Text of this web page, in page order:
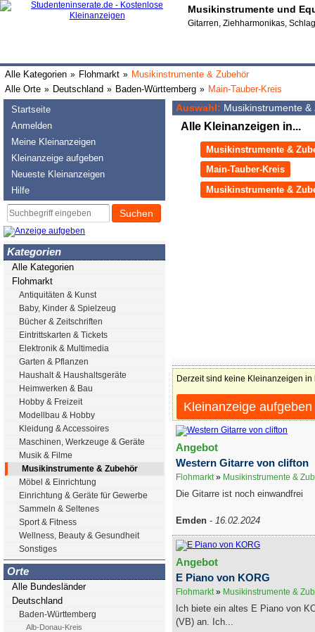
Musikinstrumente und
Gitarren, Ziehharmonikas,
Alle Kategorien » Flohmarkt » Musikinstrumente & Zubehör
Alle Orte » Deutschland » Baden-Württemberg » Main-Tauber-Kreis
Startseite
Anmelden
Meine Kleinanzeigen
Kleinanzeige aufgeben
Neueste Kleinanzeigen
Hilfe
Suchen
Kategorien
Alle Kategorien
Flohmarkt
Antiquitäten & Kunst
Baby, Kinder & Spielzeug
Bücher & Zeitschriften
Eintrittskarten & Tickets
Elektronik & Multimedia
Garten & Pflanzen
Haushalt & Haushaltsgeräte
Heimwerken & Bau
Hobby & Freizeit
Modellbau & Hobby
Kleidung & Accessoires
Maschinen, Werkzeuge & Geräte
Musik & Filme
Musikinstrumente & Zubehör
Möbel & Einrichtung
Einrichtung & Geräte für Gewerbe
Sammeln & Seltenes
Sport & Fitness
Wellness, Beauty & Gesundheit
Sonstiges
Orte
Alle Bundesländer
Deutschland
Baden-Württemberg
Alb-Donau-Kreis
Auswahl: Musikinstrumente
Alle Kleinanzeigen in...
Musikinstrumente &
Main-Tauber-Kreis
Musikinstrumente &
Derzeit sind keine Kleinanzeigen in
Kleinanzeige
Angebot
Western Gitarre von clifton
Flohmarkt» Musikinstrumente &
Die Gitarre ist noch einwandfrei
Emden - 16.02.2024
Angebot
E Piano von KORG
Flohmarkt» Musikinstrumente &
Ich biete ein altes E Piano von
(VB) an. Ich...